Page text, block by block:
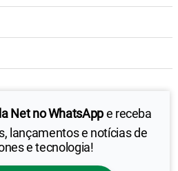
Net no WhatsAppe receba
lançamentos e notícias de
e tecnologia!